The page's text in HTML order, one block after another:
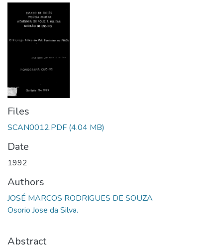
Files
SCAN0012.PDF (4.04 MB)
Date
1992
Authors
JOSÉ MARCOS RODRIGUES DE SOUZA
Osorio Jose da Silva.
Abstract